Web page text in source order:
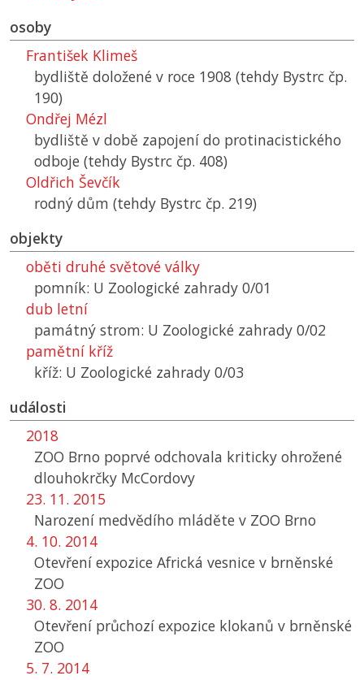
osoby
František Klimeš
bydliště doložené v roce 1908 (tehdy Bystrc čp.
190)
Ondřej Mézl
bydliště v době zapojení do protinacistického
odboje (tehdy Bystrc čp. 408)
Oldřich Ševčík
rodný dům (tehdy Bystrc čp. 219)
objekty
oběti druhé světové války
pomník: U Zoologické zahrady 0/01
dub letní
památný strom: U Zoologické zahrady 0/02
pamětní kříž
kříž: U Zoologické zahrady 0/03
události
2018
ZOO Brno poprvé odchovala kriticky ohrožené
dlouhokrčky McCordovy
23. 11. 2015
Narození medvědího mláděte v ZOO Brno
4. 10. 2014
Otevření expozice Africká vesnice v brněnské
ZOO
30. 8. 2014
Otevření průchozí expozice klokanů v brněnské
ZOO
5. 7. 2014